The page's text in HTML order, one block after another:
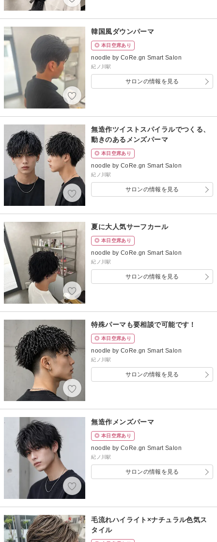
韓国風ダウンパーマ
◎ 本日空席あり
noodle by CoRe.gn Smart Salon
紀ノ川駅
サロンの情報を見る
無造作ツイストスパイラルでつくる、
動きのあるメンズパーマ
◎ 本日空席あり
noodle by CoRe.gn Smart Salon
紀ノ川駅
サロンの情報を見る
夏に大人気サーフカール
◎ 本日空席あり
noodle by CoRe.gn Smart Salon
紀ノ川駅
サロンの情報を見る
特殊パーマも要相談で可能です！
◎ 本日空席あり
noodle by CoRe.gn Smart Salon
紀ノ川駅
サロンの情報を見る
無造作メンズパーマ
◎ 本日空席あり
noodle by CoRe.gn Smart Salon
紀ノ川駅
サロンの情報を見る
毛流れハイライト×ナチュラル色気ス
タイル